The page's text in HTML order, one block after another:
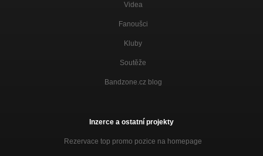
Videa
Fanoušci
Kluby
Soutěže
Bandzone.cz blog
Inzerce a ostatní projekty
Rezervace top promo pozice na homepage